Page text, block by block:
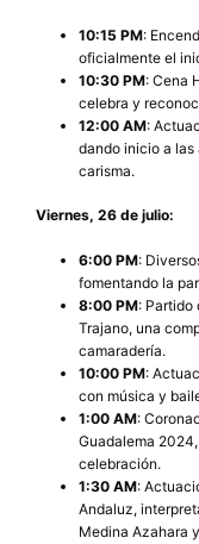
10:15 PM:
oficialmente el
10:30 PM: Cena
celebra y
12:00 AM:
dando inicio a
carisma.
Viernes, 26 de julio:
6:00 PM:
fomentando la
8:00 PM: Partido
Trajano, una
camaradería.
10:00 PM:
con música y
1:00 AM:
Guadalema
celebración.
1:30 AM:
Andaluz,
Medina Azahara